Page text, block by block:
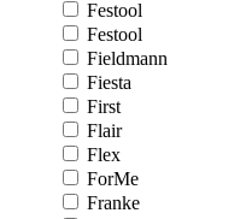
Festool
Festool
Fieldmann
Fiesta
First
Flair
Flex
ForMe
Franke